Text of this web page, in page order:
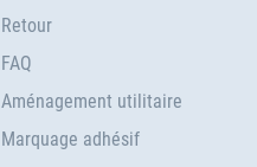
Retour
FAQ
Aménagement utilitaire
Marquage adhésif